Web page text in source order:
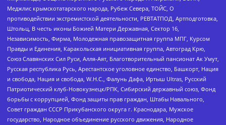
Меджлис крымскотатарского народа, Рубеж Севера, ТОЙС, О
противодействии экстремистской деятельности, РЕВТАТПОД, Артподготовка,
Штольц, В честь иконы Божией Матери Державная, Сектор 16,
Независимость, Фирма, Молодежная правозащитная группа МПГ, Курсом
Правды и Единения, Каракольская инициативная группа, Автоград Крю,
Союз Славянских Сил Руси, Алля-Аят, Благотворительный пансионат Ак Умут,
Русская республика Русь, Арестантское уголовное единство, Башкорт, Нация
и свобода, Нация и свобода, W.H.С., Фалунь Дафа, Иртыш Ultras, Русский
Патриотический клуб-Новокузнецк/РПК, Сибирский державный союз, Фонд
борьбы с коррупцией, Фонд защиты прав граждан, Штабы Навального,
Совет граждан СССР Прикубанского округа г. Краснодара, Мужское
государство, Народное объединение русского движения, Народное